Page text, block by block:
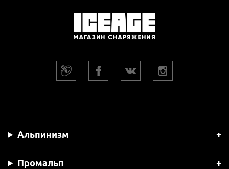
Альпинизм
Промальп